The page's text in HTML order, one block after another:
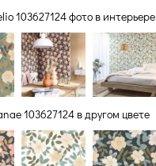
103627124 фото в интерьере
103627124 в другом цвете